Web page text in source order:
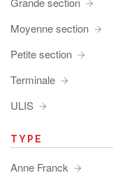
Moyenne section
Petite section
Terminale
ULIS
TYPE
Anne Franck